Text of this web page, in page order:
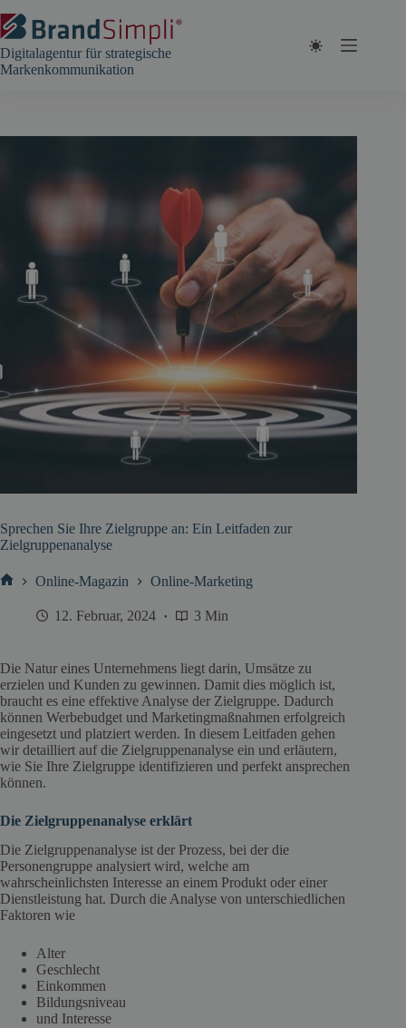
Inhalt
springen
Digitalagentur für strategische
Markenkommunikation
Sprechen Sie Ihre Zielgruppe an: Ein Leitfaden zur
Zielgruppenanalyse
Online-Magazin Online-Marketing
12. Februar, 2024 3 Min
Die Natur eines Unternehmens liegt darin, Umsätze zu
erzielen und Kunden zu gewinnen. Damit dies möglich ist,
braucht es eine effektive Analyse der Zielgruppe. Dadurch
können Werbebudget und Marketingmaßnahmen erfolgreich
eingesetzt und platziert werden. In diesem Leitfaden gehen
wir detailliert auf die Zielgruppenanalyse ein und erläutern,
wie Sie Ihre Zielgruppe identifizieren und perfekt ansprechen
können.
Die Zielgruppenanalyse erklärt
Die Zielgruppenanalyse ist der Prozess, bei der die
Personengruppe analysiert wird, welche am
wahrscheinlichsten Interesse an einem Produkt oder einer
Dienstleistung hat. Durch die Analyse von unterschiedlichen
Faktoren wie
Alter
Geschlecht
Einkommen
Bildungsniveau
und Interesse